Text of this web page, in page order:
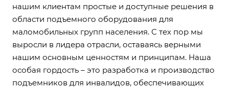
нашим клиентам простые и доступные решения в
области подъемного оборудования для
маломобильных групп населения. С тех пор мы
выросли в лидера отрасли, оставаясь верными
нашим основным ценностям и принципам. Наша
особая гордость – это разработка и производство
подъемников для инвалидов, обеспечивающих